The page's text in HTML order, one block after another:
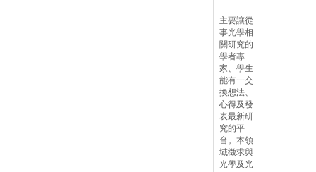
主要讓從
事光學相
關研究的
學者專
家、學生
能有一交
換想法、
心得及發
表最新研
究的平
台。本領
域徵求與
光學及光